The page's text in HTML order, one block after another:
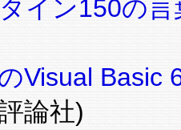
イン150の言
Visual Basic
論社)